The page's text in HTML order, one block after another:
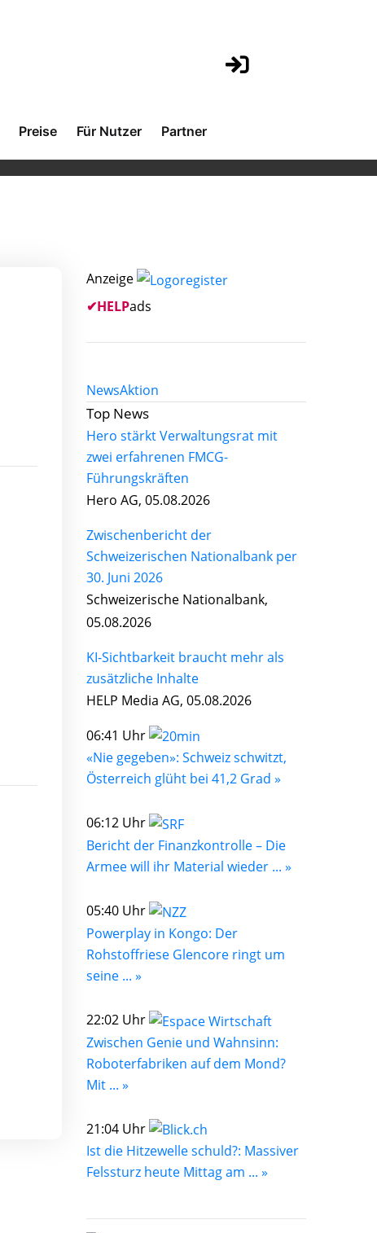
Preise Für Nutzer Partner
Anzeige
✔HELPads
NewsAktion
Top News
Hero stärkt Verwaltungsrat mit
zwei erfahrenen FMCG-
Führungskräften
Hero AG, 05.08.2026
Zwischenbericht der
Schweizerischen Nationalbank per
30. Juni 2026
Schweizerische Nationalbank,
05.08.2026
KI-Sichtbarkeit braucht mehr als
zusätzliche Inhalte
HELP Media AG, 05.08.2026
06:41 Uhr
«Nie gegeben»: Schweiz schwitzt,
Österreich glüht bei 41,2 Grad »
06:12 Uhr
Bericht der Finanzkontrolle – Die
Armee will ihr Material wieder ... »
05:40 Uhr
Powerplay in Kongo: Der
Rohstoffriese Glencore ringt um
seine ... »
22:02 Uhr
Zwischen Genie und Wahnsinn:
Roboterfabriken auf dem Mond?
Mit ... »
21:04 Uhr
Ist die Hitzewelle schuld?: Massiver
Felssturz heute Mittag am ... »